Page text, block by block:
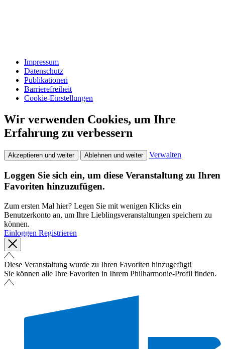
Impressum
Datenschutz
Publikationen
Barrierefreiheit
Cookie-Einstellungen
Wir verwenden Cookies, um Ihre
Erfahrung zu verbessern
Akzeptieren und weiter Ablehnen und weiter Verwalten
Loggen Sie sich ein, um diese Veranstaltung zu Ihren
Favoriten hinzuzufügen.
Zum ersten Mal hier? Legen Sie mit wenigen Klicks ein
Benutzerkonto an, um Ihre Lieblingsveranstaltungen speichern zu
können.
Einloggen Registrieren
Diese Veranstaltung wurde zu Ihren Favoriten hinzugefügt!
Sie können alle Ihre Favoriten in Ihrem Philharmonie-Profil finden.